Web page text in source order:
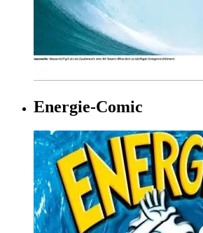
Energie-Comic